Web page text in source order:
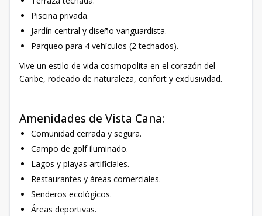
Piscina privada.
Jardín central y diseño vanguardista.
Parqueo para 4 vehículos (2 techados).
Vive un estilo de vida cosmopolita en el corazón del
Caribe, rodeado de naturaleza, confort y exclusividad.
Amenidades de Vista Cana:
Comunidad cerrada y segura.
Campo de golf iluminado.
Lagos y playas artificiales.
Restaurantes y áreas comerciales.
Senderos ecológicos.
Áreas deportivas.